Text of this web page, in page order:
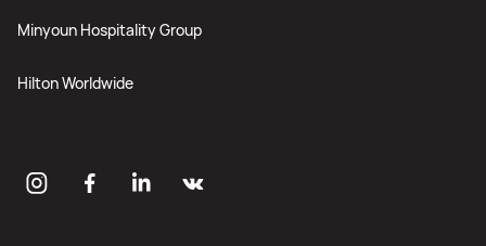
Minyoun Hospitality Group
Hilton Worldwide